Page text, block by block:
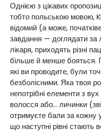
Однією з цікавих
тобто польською мовою,
відомий (а може,
завдання — доглядати
лікаря, приходять різні
більше й менше бояться.
які ви проводите, були
безболісними. Яка твоя
непотрібні елементи з
волосся або... личинки
отримуєте бали за кожну
що наступні рівні стають